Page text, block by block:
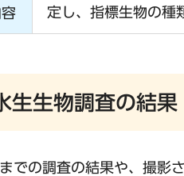
定し、指標生物の種
生生物調査の結果
での調査の結果や、撮影